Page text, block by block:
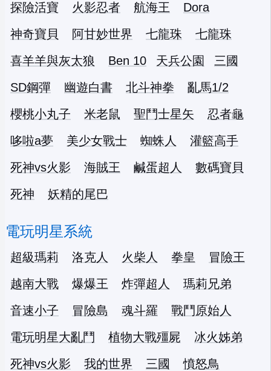
探險活寶 火影忍者 航海王
Dora
神奇寶貝
阿甘妙世界 七龍珠
七龍珠
喜羊羊與灰太狼
Ben 10 天兵公園
三國
SD鋼彈
幽遊白書 北斗神拳
亂馬1/2
櫻桃小丸子
米老鼠 聖鬥士星矢
忍者龜
哆啦a夢
美少女戰士 蜘蛛人
灌籃高手
死神vs火影
海賊王 鹹蛋超人
數碼寶貝
死神
妖精的尾巴
電玩明星系統
超級瑪莉 洛克人 火柴人 拳皇
冒險王
越南大戰
爆爆王 炸彈超人
瑪莉兄弟
音速小子
冒險島 魂斗羅
戰鬥原始人
電玩明星大亂鬥
植物大戰殭屍
冰火姊弟
死神vs火影
我的世界 三國
憤怒鳥